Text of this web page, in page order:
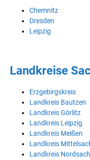
Chemnitz
Dresden
Leipzig
Landkreise
Erzgebirgskreis
Landkreis Bautzen
Landkreis Görlitz
Landkreis Leipzig
Landkreis Meißen
Landkreis
Landkreis